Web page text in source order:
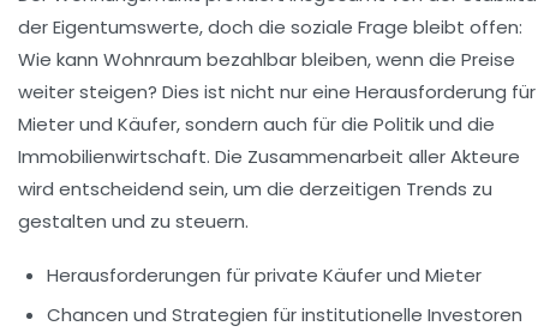
der Eigentumswerte, doch die soziale Frage bleibt offen:
Wie kann Wohnraum bezahlbar bleiben, wenn die Preise
weiter steigen? Dies ist nicht nur eine Herausforderung für
Mieter und Käufer, sondern auch für die Politik und die
Immobilienwirtschaft. Die Zusammenarbeit aller Akteure
wird entscheidend sein, um die derzeitigen Trends zu
gestalten und zu steuern.
Herausforderungen für private Käufer und Mieter
Chancen und Strategien für institutionelle Investoren